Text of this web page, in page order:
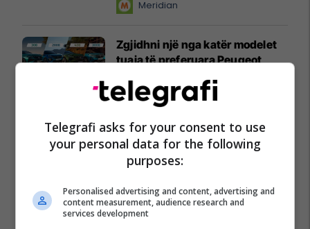
instant!Meridian
Zgjidhni një nga katër modelet
tuaja të preferuara Peugeot
Sunny Hill Festival 2026
IPKO
EXPO DIASPORA 2026 mbahet
më 3, 4 dhe 5 gusht në Prishtinë
Expo Prishtina
Telegrafi asks for your consent to use
your personal data for the following
purposes:
Personalised advertising and content, advertising and
content measurement, audience research and
services development